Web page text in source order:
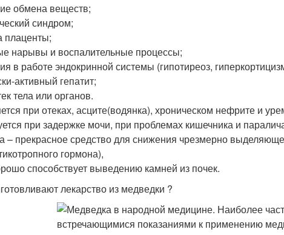
обмена веществ;
синдром;
плаценты;
нарывы и воспалительные процессы;
в работе эндокринной системы (гипотиреоз,
активный гепатит;
тела или органов.
при отеках, асците(водянка), хроническом нефрите и
при задержке мочи, при проблемах кишечника и
прекрасное средство для снижения чрезмерно
гормона),
способствует выведению камней из почек.
лекарство из медведки ?